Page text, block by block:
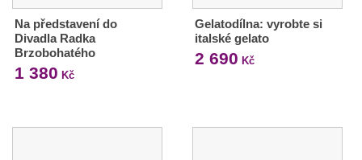
Na představení do
Divadla Radka
Brzobohatého
1 380 Kč
Gelatodílna: vyrobte si
italské gelato
2 690 Kč